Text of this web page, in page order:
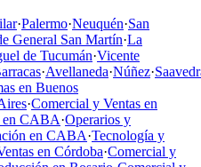
·Palermo·Neuquén·San
General San Martín·La
de Tucumán·Vicente
·Avellaneda·Núñez·
en Buenos
·Comercial y Ventas en
en CABA·Operarios y
en CABA·Tecnología y
en Córdoba·Comercial y